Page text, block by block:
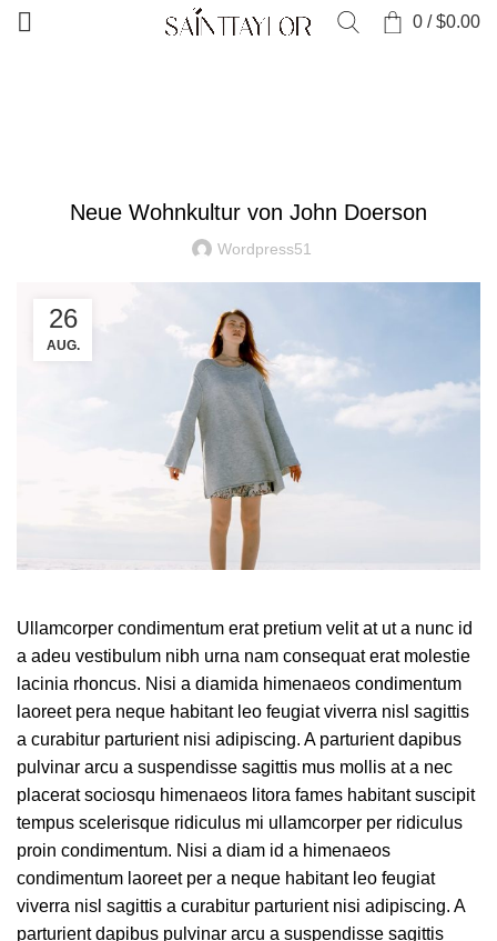
0 / $0.00
Neue Wohnkultur von John Doerson
Wordpress51
26
AUG.
Ullamcorper condimentum erat pretium velit at ut a nunc id
a adeu vestibulum nibh urna nam consequat erat molestie
lacinia rhoncus. Nisi a diamida himenaeos condimentum
laoreet pera neque habitant leo feugiat viverra nisl sagittis
a curabitur parturient nisi adipiscing. A parturient dapibus
pulvinar arcu a suspendisse sagittis mus mollis at a nec
placerat sociosqu himenaeos litora fames habitant suscipit
tempus scelerisque ridiculus mi ullamcorper per ridiculus
proin condimentum. Nisi a diam id a himenaeos
condimentum laoreet per a neque habitant leo feugiat
viverra nisl sagittis a curabitur parturient nisi adipiscing. A
parturient dapibus pulvinar arcu a suspendisse sagittis